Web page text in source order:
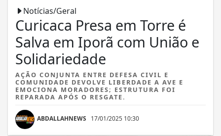
Notícias/Geral
Curicaca Presa em Torre é
Salva em Iporã com União e
Solidariedade
AÇÃO CONJUNTA ENTRE DEFESA CIVIL E
COMUNIDADE DEVOLVE LIBERDADE A AVE E
EMOCIONA MORADORES; ESTRUTURA FOI
REPARADA APÓS O RESGATE.
ABDALLAHNEWS 17/01/2025 10:30